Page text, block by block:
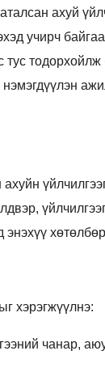
ахуй
учирч
тус
энэхүү
хэрэгжүүлнэ:
чанар,